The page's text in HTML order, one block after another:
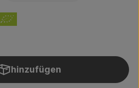
hinzufügen
Produkt zum Warenkorb